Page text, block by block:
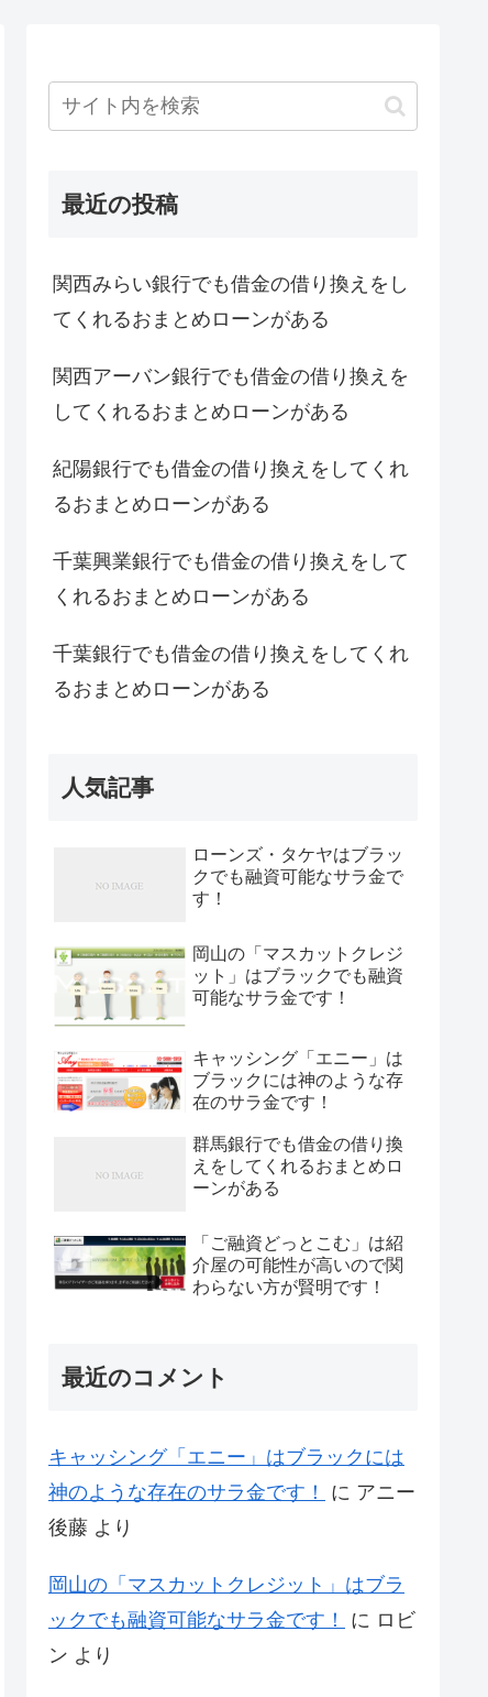
最近の投稿
関西みらい銀行でも借金の借り換えをし
てくれるおまとめローンがある
関西アーバン銀行でも借金の借り換えを
してくれるおまとめローンがある
紀陽銀行でも借金の借り換えをしてくれ
るおまとめローンがある
千葉興業銀行でも借金の借り換えをして
くれるおまとめローンがある
千葉銀行でも借金の借り換えをしてくれ
るおまとめローンがある
人気記事
ローンズ・タケヤはブラッ
クでも融資可能なサラ金で
す！
岡山の「マスカットクレジ
ット」はブラックでも融資
可能なサラ金です！
キャッシング「エニー」は
ブラックには神のような存
在のサラ金です！
群馬銀行でも借金の借り換
えをしてくれるおまとめロ
ーンがある
「ご融資どっとこむ」は紹
介屋の可能性が高いので関
わらない方が賢明です！
最近のコメント
キャッシング「エニー」はブラックには
神のような存在のサラ金です！
に アニー
後藤 より
岡山の「マスカットクレジット」はブラ
ックでも融資可能なサラ金です！
に ロビ
ン より